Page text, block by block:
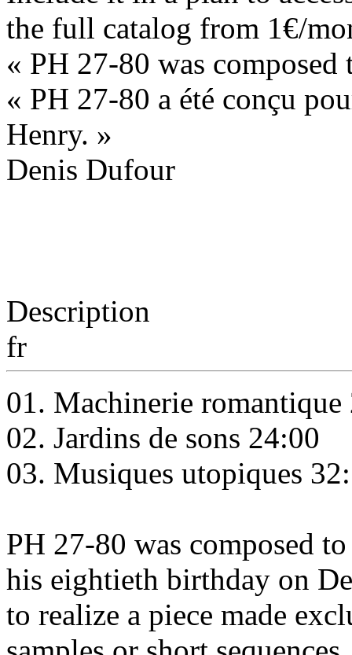
the full catalog from 1€/
« PH 27-80 was
« PH 27-80 a été conçu
Henry. »
Denis Dufour
Description
fr
01. Machinerie romantique
02. Jardins de sons 24:00
03. Musiques utopiques
PH 27-80 was composed
his eightieth birthday on
to realize a piece made